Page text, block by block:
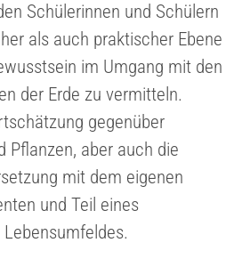
Schülerinnen und Schülern
als auch praktischer Ebene
im Umgang mit den
der Erde zu vermitteln.
gegenüber
Pflanzen, aber auch die
mit dem eigenen
und Teil eines